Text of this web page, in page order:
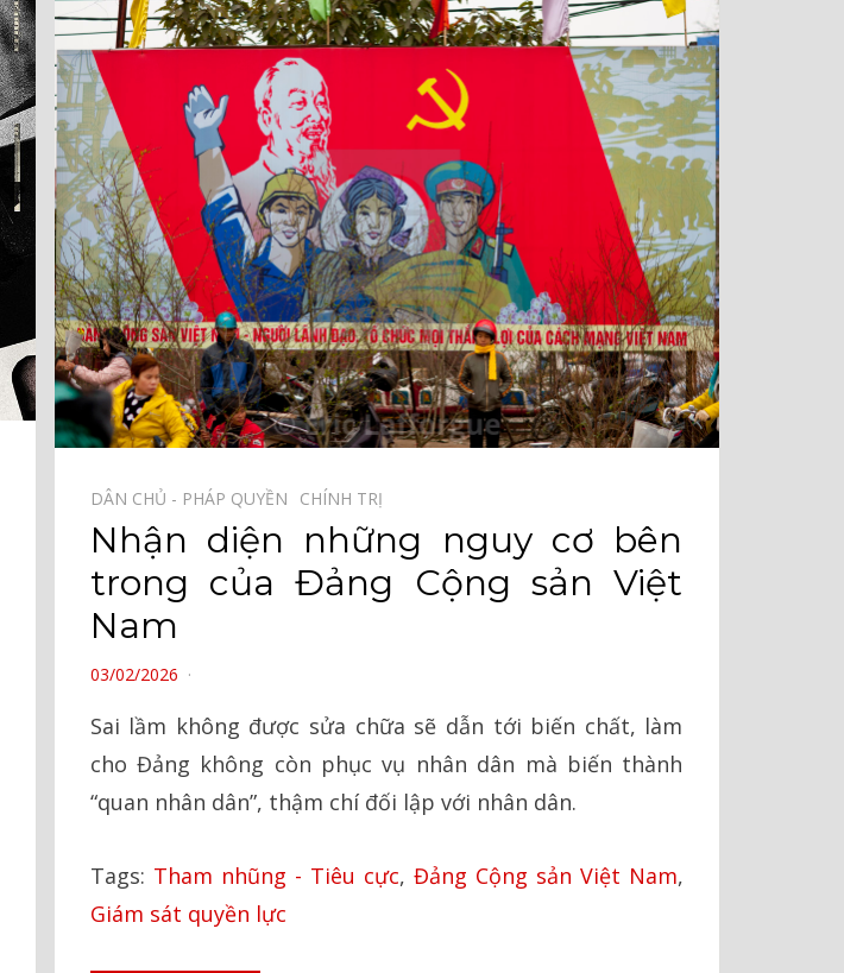
DÂN CHỦ - PHÁP QUYỀN⠀ CHÍNH TRỊ⠀
Nhận diện những nguy cơ bên
trong của Đảng Cộng sản Việt
Nam
POSTED
03/02/2026
Sai lầm không được sửa chữa sẽ dẫn tới biến chất, làm
cho Đảng không còn phục vụ nhân dân mà biến thành
“quan nhân dân”, thậm chí đối lập với nhân dân.
Tags: Tham nhũng - Tiêu cực, Đảng Cộng sản Việt Nam,
Giám sát quyền lực